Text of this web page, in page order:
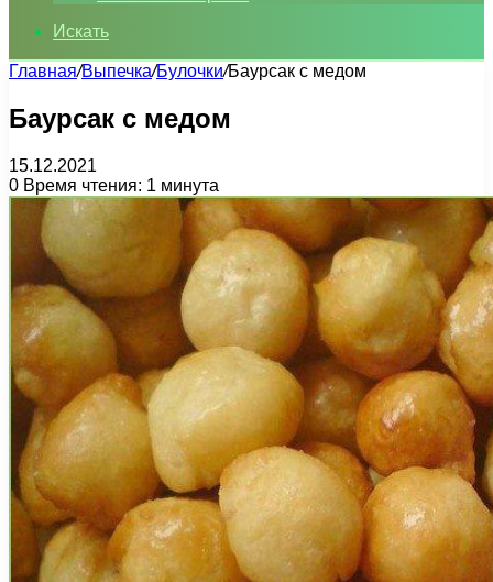
Искать
Главная/Выпечка/Булочки/Баурсак с медом
Баурсак с медом
15.12.2021
0 Время чтения: 1 минута